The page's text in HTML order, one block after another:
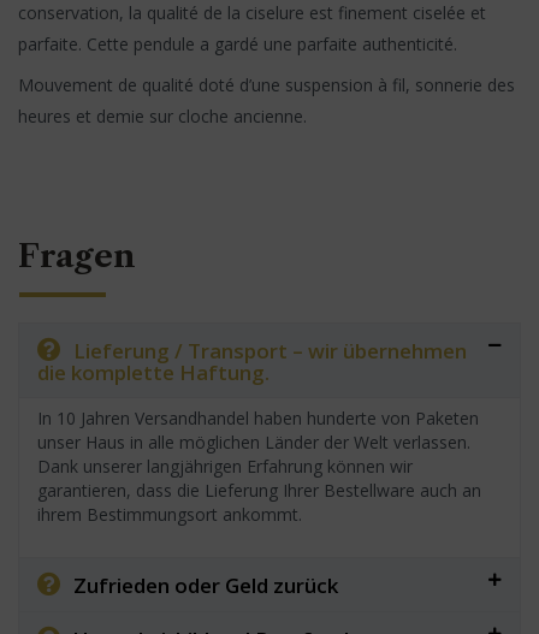
conservation, la qualité de la ciselure est finement ciselée et
parfaite. Cette pendule a gardé une parfaite authenticité.
Mouvement de qualité doté d’une suspension à fil, sonnerie des
heures et demie sur cloche ancienne.
Fragen
Lieferung / Transport – wir übernehmen
die komplette Haftung.
In 10 Jahren Versandhandel haben hunderte von Paketen
unser Haus in alle möglichen Länder der Welt verlassen.
Dank unserer langjährigen Erfahrung können wir
garantieren, dass die Lieferung Ihrer Bestellware auch an
ihrem Bestimmungsort ankommt.
Zufrieden oder Geld zurück